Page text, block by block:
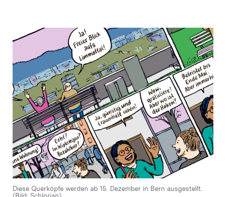
Diese Querköpfe werden ab 15. Dezember in Bern ausgestellt.